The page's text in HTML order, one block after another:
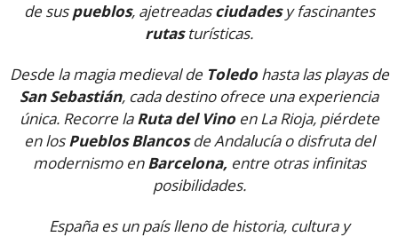
de suspueblos, ajetreadasciudadesy fascinantes
rutasturísticas.
Desde la magia medieval de Toledohasta las playas de
San Sebastián, cada destino ofrece una experiencia
única. Recorre laRuta del Vinoen La Rioja, piérdete
en losPueblos Blancosde Andalucía o disfruta del
modernismo enBarcelona, entre otras infinitas
posibilidades.
España es un país lleno de historia, cultura y